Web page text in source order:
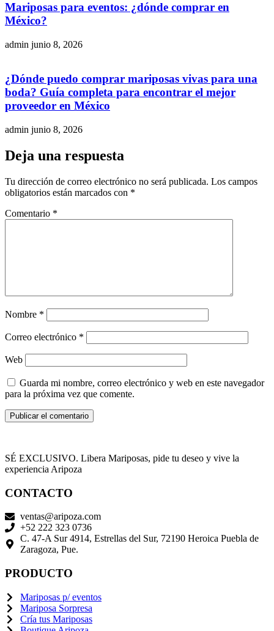
Mariposas para eventos: ¿dónde comprar en
México?
admin junio 8, 2026
¿Dónde puedo comprar mariposas vivas para una
boda? Guía completa para encontrar el mejor
proveedor en México
admin junio 8, 2026
Deja una respuesta
Tu dirección de correo electrónico no será publicada. Los campos
obligatorios están marcados con *
Comentario *
Nombre *
Correo electrónico *
Web
Guarda mi nombre, correo electrónico y web en este navegador
para la próxima vez que comente.
SÉ EXCLUSIVO. Libera Mariposas, pide tu deseo y vive la
experiencia Aripoza
CONTACTO
ventas@aripoza.com
+52 222 323 0736
C. 47-A Sur 4914, Estrellas del Sur, 72190 Heroica Puebla de
Zaragoza, Pue.
PRODUCTO
Mariposas p/ eventos
Mariposa Sorpresa
Cría tus Mariposas